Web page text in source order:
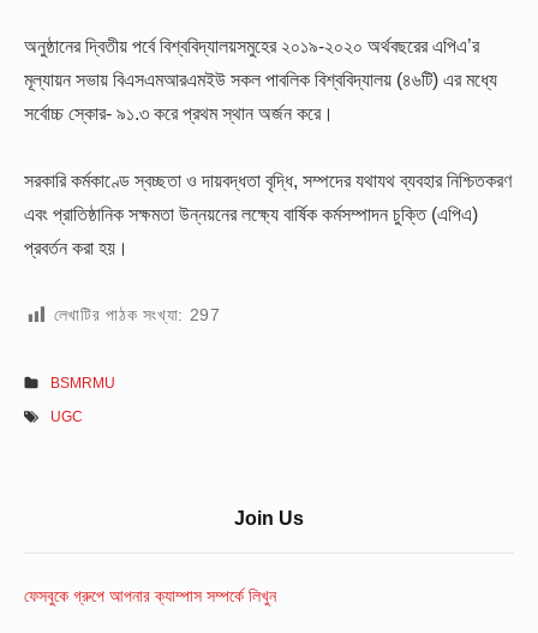
অনুষ্ঠানের দ্বিতীয় পর্বে বিশ্ববিদ্যালয়সমুহের ২০১৯-২০২০ অর্থবছরের এপিএ’র
মূল্যায়ন সভায় বিএসএমআরএমইউ সকল পাবলিক বিশ্ববিদ্যালয় (৪৬টি) এর মধ্যে
সর্বোচ্চ স্কোর- ৯১.৩ করে প্রথম স্থান অর্জন করে।
সরকারি কর্মকাণ্ডে স্বচ্ছতা ও দায়বদ্ধতা বৃদ্ধি, সম্পদের যথাযথ ব্যবহার নিশ্চিতকরণ
এবং প্রাতিষ্ঠানিক সক্ষমতা উন্নয়নের লক্ষ্যে বার্ষিক কর্মসম্পাদন চুক্তি (এপিএ)
প্রবর্তন করা হয়।
লেখাটির পাঠক সংখ্যা: 297
BSMRMU
UGC
Area
Join Us
ফেসবুকে গ্রুপে আপনার ক্যাম্পাস সম্পর্কে লিখুন